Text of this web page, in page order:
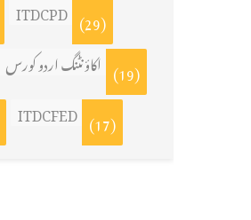
ITDCPD (29)
اکاؤنٹنگ اردو کورس (19)
ITDCFED (17)